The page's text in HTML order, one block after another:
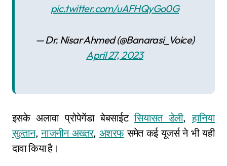
pic.twitter.com/uAFHQyGo0G
— Dr. Nisar Ahmed (@Banarasi_Voice)
April 27, 2023
इसके अलावा प्रोपेगेंडा बेबसाईटसियासत डेली,हानिया
सुल्तान,नाजनीन अख्तर, अशरफसमेत कई यूजर्स ने भी यही
दावा किया है।